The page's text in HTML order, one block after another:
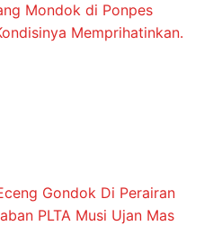
Mondok di Ponpes
Memprihatinkan.
Gondok Di Perairan
PLTA Musi Ujan Mas